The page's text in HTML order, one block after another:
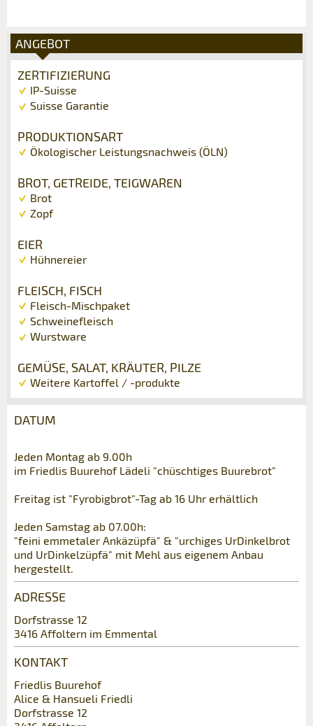
ANGEBOT
ZERTIFIZIERUNG
IP-Suisse
Suisse Garantie
PRODUKTIONSART
Ökologischer Leistungsnachweis (ÖLN)
BROT, GETREIDE, TEIGWAREN
Brot
Zopf
EIER
Hühnereier
FLEISCH, FISCH
Fleisch-Mischpaket
Schweinefleisch
Wurstware
GEMÜSE, SALAT, KRÄUTER, PILZE
Weitere Kartoffel / -produkte
Ihr Feedback wird sehr geschätzt!
Allgemeines Feedback
Anzeige nicht mehr gültig
Anzeige unvollständig
Empfehlen Sie diese Anzeige an Freunde
* Eingabe erforderlich
ANZEIGE WEITEREMPFEHLEN
Reservation
Veranstaltungsdatum *:
Anzahl der Teilnehmer *:
Vorname / Nachname *:
Firma / Organisation:
Adresszusatz:
DATUM
Jeden Montag ab 9.00h
im Friedlis Buurehof Lädeli "chüschtiges Buurebrot"
Freitag ist "Fyrobigbrot"-Tag ab 16 Uhr erhältlich
Jeden Samstag ab 07.00h:
"feini emmetaler Ankäzüpfä" & "urchiges UrDinkelbrot
und UrDinkelzüpfä" mit Mehl aus eigenem Anbau
hergestellt.
ADRESSE
Dorfstrasse 12
3416 Affoltern im Emmental
KONTAKT
Friedlis Buurehof
Alice & Hansueli Friedli
Dorfstrasse 12